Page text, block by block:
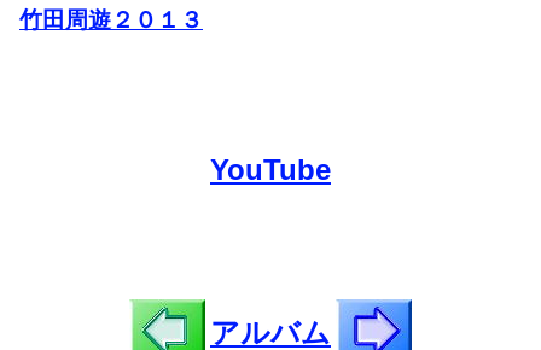
竹田周遊２０１３
YouTube
アルバム